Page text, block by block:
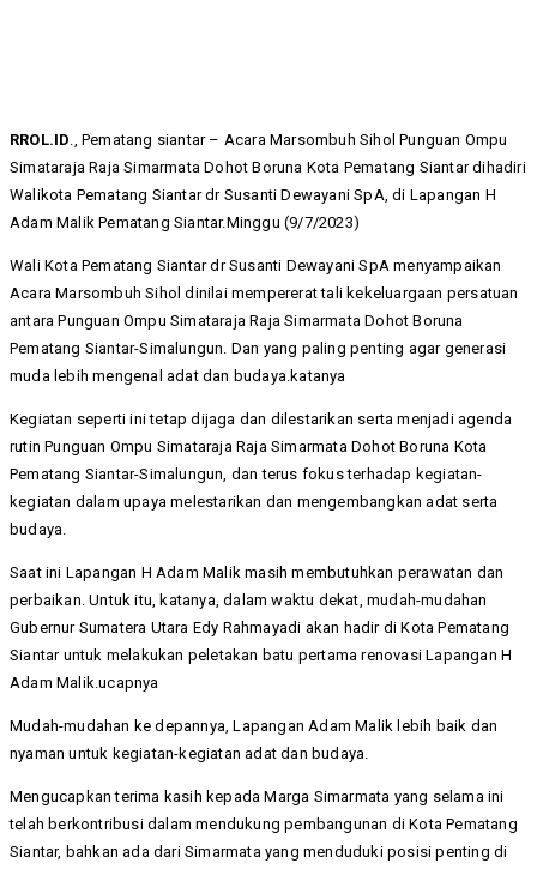
RROL.ID., Pematang siantar – Acara Marsombuh Sihol Punguan Ompu
Simataraja Raja Simarmata Dohot Boruna Kota Pematang Siantar dihadiri
Walikota Pematang Siantar dr Susanti Dewayani SpA, di Lapangan H
Adam Malik Pematang Siantar.Minggu (9/7/2023)
Wali Kota Pematang Siantar dr Susanti Dewayani SpA menyampaikan
Acara Marsombuh Sihol dinilai mempererat tali kekeluargaan persatuan
antara Punguan Ompu Simataraja Raja Simarmata Dohot Boruna
Pematang Siantar-Simalungun. Dan yang paling penting agar generasi
muda lebih mengenal adat dan budaya.katanya
Kegiatan seperti ini tetap dijaga dan dilestarikan serta menjadi agenda
rutin Punguan Ompu Simataraja Raja Simarmata Dohot Boruna Kota
Pematang Siantar-Simalungun, dan terus fokus terhadap kegiatan-
kegiatan dalam upaya melestarikan dan mengembangkan adat serta
budaya.
Saat ini Lapangan H Adam Malik masih membutuhkan perawatan dan
perbaikan. Untuk itu, katanya, dalam waktu dekat, mudah-mudahan
Gubernur Sumatera Utara Edy Rahmayadi akan hadir di Kota Pematang
Siantar untuk melakukan peletakan batu pertama renovasi Lapangan H
Adam Malik.ucapnya
Mudah-mudahan ke depannya, Lapangan Adam Malik lebih baik dan
nyaman untuk kegiatan-kegiatan adat dan budaya.
Mengucapkan terima kasih kepada Marga Simarmata yang selama ini
telah berkontribusi dalam mendukung pembangunan di Kota Pematang
Siantar, bahkan ada dari Simarmata yang menduduki posisi penting di